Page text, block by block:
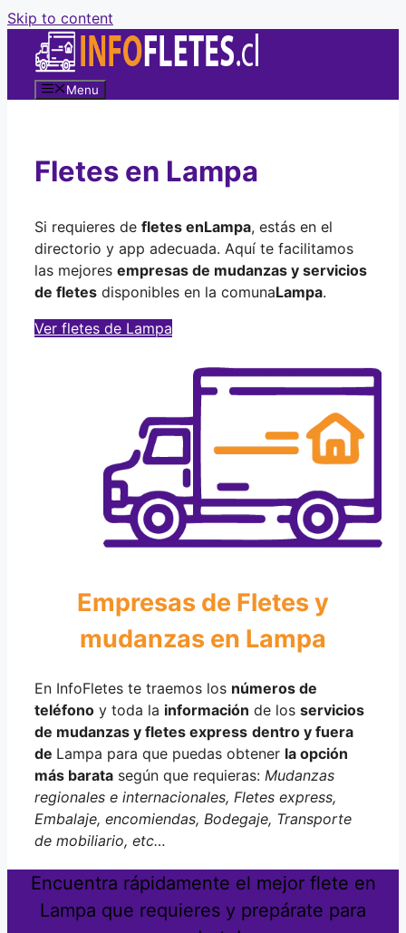
Skip to content
Menu
Fletes en Lampa
Si requieres de fletes enLampa, estás en el
directorio y app adecuada. Aquí te facilitamos
las mejores empresas de mudanzas y servicios
de fletes disponibles en la comunaLampa.
Ver fletes de Lampa
Empresas de Fletes y
mudanzas en Lampa
En InfoFletes te traemos los números de
teléfono y toda la información de los servicios
de mudanzas y fletes express dentro y fuera
de Lampa para que puedas obtener la opción
más barata según que requieras: Mudanzas
regionales e internacionales, Fletes express,
Embalaje, encomiendas, Bodegaje, Transporte
de mobiliario, etc…
Encuentra rápidamente el mejor flete en
Lampa que requieres y prepárate para